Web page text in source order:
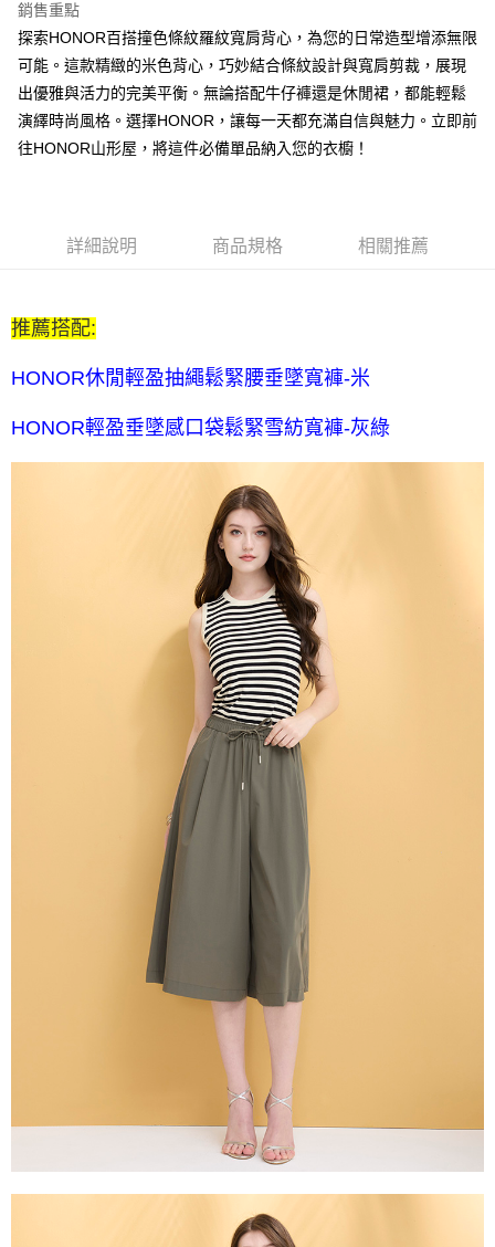
ATM付款
運送方式
全家取貨付款 -訂單滿 $2000 元即享免運服務，未滿則另收
$80 元物流費用。
每筆NT$80，滿NT$2,000(含以上)免運費
每筆NT$80，滿NT$2,000(含以上)免運費
元物流費
$80 元物流費
宅配送到家-訂單滿 $2000 元即享免運服務-未滿則另收 $120 元物
每筆NT$120，滿NT$2,000(含以上)免運費
銷售重點
探索HONOR百搭撞色條紋羅紋寬肩背心，為您的日常造型增添無限
可能。這款精緻的米色背心，巧妙結合條紋設計與寬肩剪裁，展現
出優雅與活力的完美平衡。無論搭配牛仔褲還是休閒裙，都能輕鬆
演繹時尚風格。選擇HONOR，讓每一天都充滿自信與魅力。立即前
往HONOR山形屋，將這件必備單品納入您的衣櫥！
詳細說明 商品規格 相關推薦
推薦搭配:
HONOR休閒輕盈抽繩鬆緊腰垂墜寬褲-米
HONOR輕盈垂墜感口袋鬆緊雪紡寬褲-灰綠